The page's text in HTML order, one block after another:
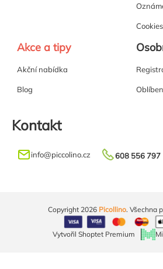
Cookies
Akce a tipy
Akční nabídka
Blog
Kontakt
info@piccolino.cz 608 556 797
Vytvořil Shoptet Premium
Copyright 2026 Picollino. Všechna